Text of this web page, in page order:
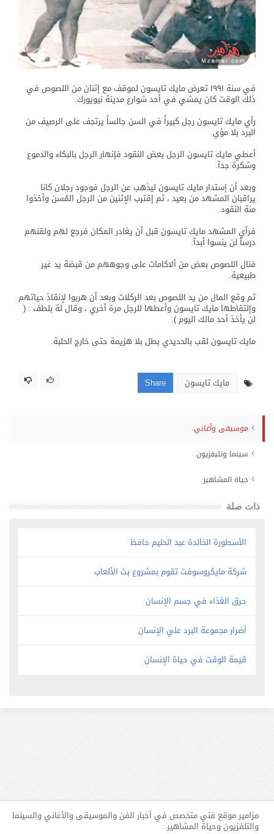
في سنة ١٩٩١ تعرض مايك تايسون لموقف مع إثنان من اللصوص في
ذلك الوقت كان يمشي في أحد شوارع مدينة نيويورك.
رأي مايك تايسون رجل كبيراً في السن جالساً يرتجف على الرصيف من
البرد بلا مؤي.
أعطي مايك تايسون الرجل بعض النقود فإنهار الرجل بالبكاء والدموع
وشكرة جدآ.
وبعد أن إستدار مايك تايسون ليذهب عن الرجل فوجود رجلان كانا
يراقبان المشهد من بعيد ، ثم إقترب الإثنين من الرجل المُسن وأخذوا
منة النقود.
فرأي المشهد مايك تايسون قبل أن يغادر المكان فرجع لهم ولقنهم
درسآ لن ينسوا أبدآ.
فنال اللصوص بعض من ألاكامات على وجوههم من قبضة يد غير
طبيعية.
ثم وقع المال من يد اللصوص بعد الركلات وبعد أن هربوا لإنقاذ حياتهم
وإلتقاطها مايك تايسون وأعطها للرجل مرة أخري ، وقال لة بلطف : (
لن يأخذ أحد مالك اليوم ).
مايك تايسون لقب بالحديدي بطل بلا هزيمة حتى خارج الحلبة.
مايك تايسون Share
موسيقى وأغاني
سينما وتليفزيون
حياة المشاهير
ذات صلة
الأسطورة الخالدة عبد الحليم حافظ
شركة مايكروسوفت تقوم بمشروع بث الألعاب
حرق الغذاء في جسم الإنسان
أضرار مجموعة البرد علي الإنسان
قيمة الوقت في حياة الإنسان
مزامير موقع فني متخصص في أخبار الفن والموسيقى والأغاني والسينما
والتلفزيون وحياة المشاهير.